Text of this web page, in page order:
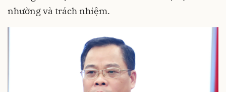
nhường và trách nhiệm.